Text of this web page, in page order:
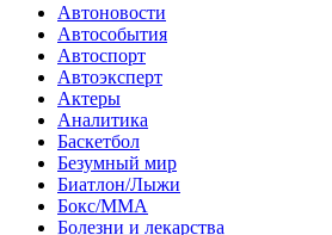
Автоновости
Автособытия
Автоспорт
Автоэксперт
Актеры
Аналитика
Баскетбол
Безумный мир
Биатлон/Лыжи
Бокс/MMA
Болезни и лекарства